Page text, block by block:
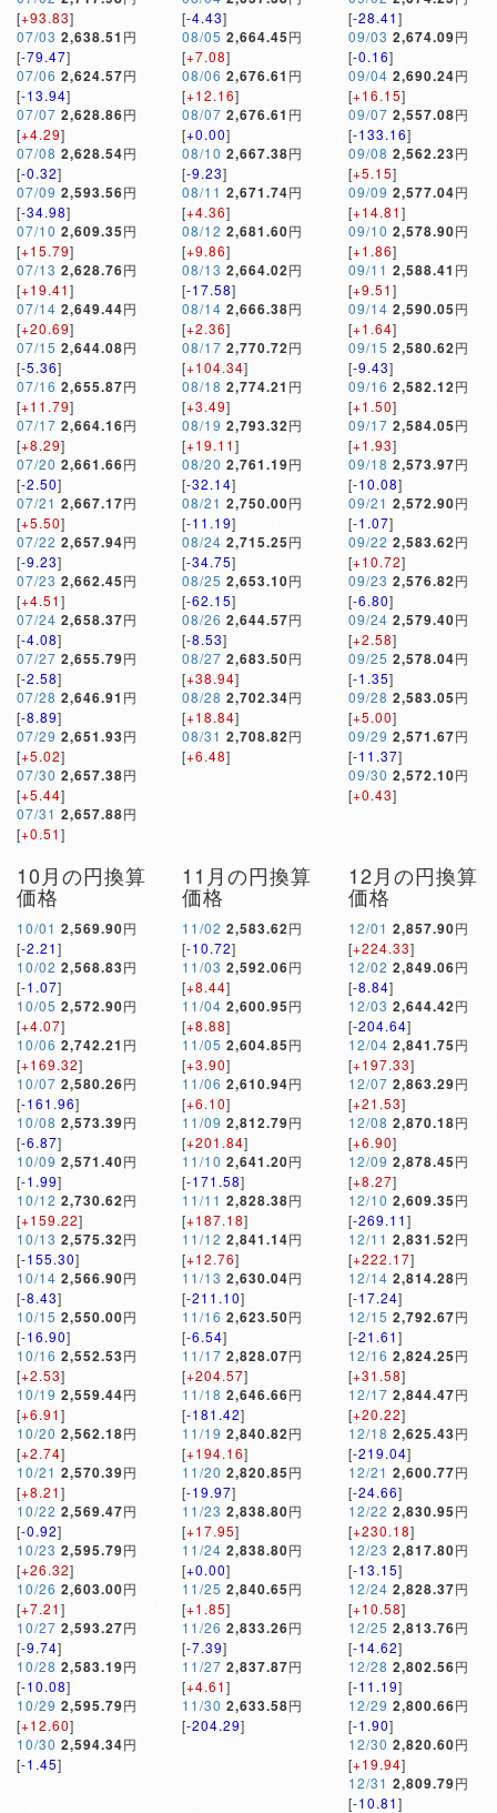
[+93.83]
07/03 2,638.51 円
[-79.47]
07/06 2,624.57円
[-13.94]
07/07 2,628.86円
[+4.29]
07/08 2,628.54円
[-0.32]
07/09 2,593.56円
[-34.98]
07/10 2,609.35円
[+15.79]
07/13 2,628.76円
[+19.41]
07/14 2,649.44円
[+20.69]
07/15 2,644.08円
[-5.36]
07/16 2,655.87円
[+11.79]
07/17 2,664.16円
[+8.29]
07/20 2,661.66円
[-2.50]
07/21 2,667.17円
[+5.50]
07/22 2,657.94円
[-9.23]
07/23 2,662.45円
[+4.51]
07/24 2,658.37円
[-4.08]
07/27 2,655.79円
[-2.58]
07/28 2,646.91 円
[-8.89]
07/29 2,651.93円
[+5.02]
07/30 2,657.38円
[+5.44]
07/31 2,657.88円
[+0.51]
[-4.43]
08/05 2,664.45円
[+7.08]
08/06 2,676.61 円
[+12.16]
08/07 2,676.61 円
[+0.00]
08/10 2,667.38円
[-9.23]
08/11 2,671.74円
[+4.36]
08/12 2,681.60円
[+9.86]
08/13 2,664.02円
[-17.58]
08/14 2,666.38円
[+2.36]
08/17 2,770.72円
[+104.34]
08/18 2,774.21 円
[+3.49]
08/19 2,793.32円
[+19.11]
08/20 2,761.19円
[-32.14]
08/21 2,750.00円
[-11.19]
08/24 2,715.25円
[-34.75]
08/25 2,653.10円
[-62.15]
08/26 2,644.57円
[-8.53]
08/27 2,683.50円
[+38.94]
08/28 2,702.34円
[+18.84]
08/31 2,708.82円
[+6.48]
[-28.41]
09/03 2,674.09円
[-0.16]
09/04 2,690.24円
[+16.15]
09/07 2,557.08円
[-133.16]
09/08 2,562.23円
[+5.15]
09/09 2,577.04円
[+14.81]
09/10 2,578.90円
[+1.86]
09/11 2,588.41 円
[+9.51]
09/14 2,590.05円
[+1.64]
09/15 2,580.62円
[-9.43]
09/16 2,582.12円
[+1.50]
09/17 2,584.05円
[+1.93]
09/18 2,573.97円
[-10.08]
09/21 2,572.90円
[-1.07]
09/22 2,583.62円
[+10.72]
09/23 2,576.82円
[-6.80]
09/24 2,579.40円
[+2.58]
09/25 2,578.04円
[-1.35]
09/28 2,583.05円
[+5.00]
09/29 2,571.67円
[-11.37]
09/30 2,572.10円
[+0.43]
10月の円換算
価格
10/01 2,569.90円
[-2.21]
10/02 2,568.83円
[-1.07]
10/05 2,572.90円
[+4.07]
10/06 2,742.21 円
[+169.32]
10/07 2,580.26円
[-161.96]
10/08 2,573.39円
[-6.87]
10/09 2,571.40円
[-1.99]
10/12 2,730.62円
[+159.22]
10/13 2,575.32円
[-155.30]
10/14 2,566.90円
[-8.43]
10/15 2,550.00円
[-16.90]
10/16 2,552.53円
[+2.53]
10/19 2,559.44円
[+6.91]
10/20 2,562.18円
[+2.74]
10/21 2,570.39円
[+8.21]
10/22 2,569.47円
[-0.92]
10/23 2,595.79円
[+26.32]
10/26 2,603.00円
[+7.21]
10/27 2,593.27円
[-9.74]
10/28 2,583.19円
[-10.08]
10/29 2,595.79円
[+12.60]
10/30 2,594.34円
[-1.45]
11月の円換算
価格
11/02 2,583.62円
[-10.72]
11/03 2,592.06円
[+8.44]
11/04 2,600.95円
[+8.88]
11/05 2,604.85円
[+3.90]
11/06 2,610.94円
[+6.10]
11/09 2,812.79円
[+201.84]
11/10 2,641.20円
[-171.58]
11/11 2,828.38円
[+187.18]
11/12 2,841.14円
[+12.76]
11/13 2,630.04円
[-211.10]
11/16 2,623.50円
[-6.54]
11/17 2,828.07円
[+204.57]
11/18 2,646.66円
[-181.42]
11/19 2,840.82円
[+194.16]
11/20 2,820.85円
[-19.97]
11/23 2,838.80円
[+17.95]
11/24 2,838.80円
[+0.00]
11/25 2,840.65円
[+1.85]
11/26 2,833.26円
[-7.39]
11/27 2,837.87円
[+4.61]
11/30 2,633.58円
[-204.29]
12月の円換算
価格
12/01 2,857.90円
[+224.33]
12/02 2,849.06円
[-8.84]
12/03 2,644.42円
[-204.64]
12/04 2,841.75円
[+197.33]
12/07 2,863.29円
[+21.53]
12/08 2,870.18円
[+6.90]
12/09 2,878.45円
[+8.27]
12/10 2,609.35円
[-269.11]
12/11 2,831.52円
[+222.17]
12/14 2,814.28円
[-17.24]
12/15 2,792.67円
[-21.61]
12/16 2,824.25円
[+31.58]
12/17 2,844.47円
[+20.22]
12/18 2,625.43円
[-219.04]
12/21 2,600.77円
[-24.66]
12/22 2,830.95円
[+230.18]
12/23 2,817.80円
[-13.15]
12/24 2,828.37円
[+10.58]
12/25 2,813.76円
[-14.62]
12/28 2,802.56円
[-11.19]
12/29 2,800.66円
[-1.90]
12/30 2,820.60円
[+19.94]
12/31 2,809.79円
[-10.81]